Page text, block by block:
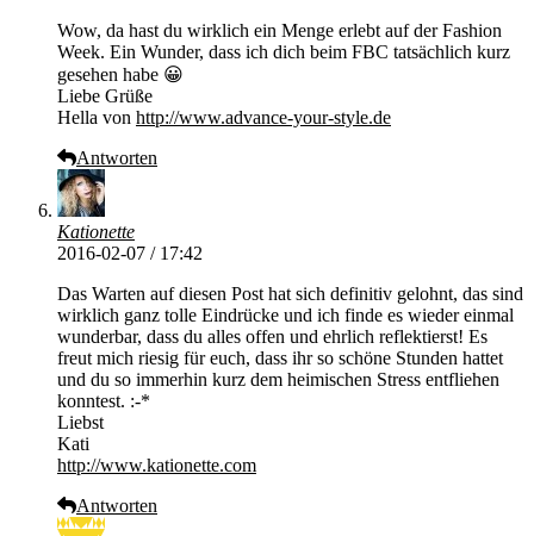
Wow, da hast du wirklich ein Menge erlebt auf der Fashion
Week. Ein Wunder, dass ich dich beim FBC tatsächlich kurz
gesehen habe 😀
Liebe Grüße
Hella von http://www.advance-your-style.de
Antworten
Kationette
2016-02-07 / 17:42
Das Warten auf diesen Post hat sich definitiv gelohnt, das sind
wirklich ganz tolle Eindrücke und ich finde es wieder einmal
wunderbar, dass du alles offen und ehrlich reflektierst! Es
freut mich riesig für euch, dass ihr so schöne Stunden hattet
und du so immerhin kurz dem heimischen Stress entfliehen
konntest. :-*
Liebst
Kati
http://www.kationette.com
Antworten